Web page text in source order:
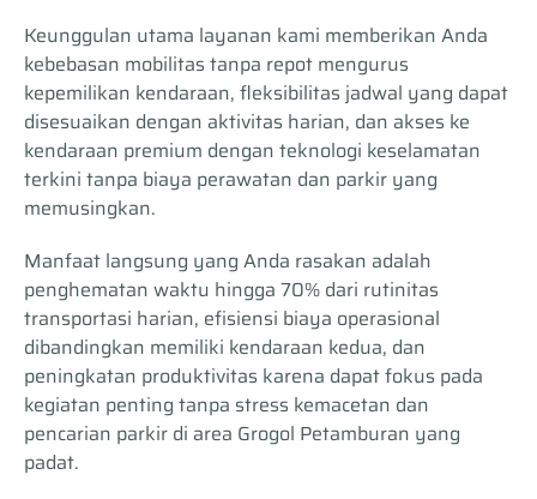
Keunggulan utama layanan kami memberikan Anda
kebebasan mobilitas tanpa repot mengurus
kepemilikan kendaraan, fleksibilitas jadwal yang dapat
disesuaikan dengan aktivitas harian, dan akses ke
kendaraan premium dengan teknologi keselamatan
terkini tanpa biaya perawatan dan parkir yang
memusingkan.
Manfaat langsung yang Anda rasakan adalah
penghematan waktu hingga 70% dari rutinitas
transportasi harian, efisiensi biaya operasional
dibandingkan memiliki kendaraan kedua, dan
peningkatan produktivitas karena dapat fokus pada
kegiatan penting tanpa stress kemacetan dan
pencarian parkir di area Grogol Petamburan yang
padat.